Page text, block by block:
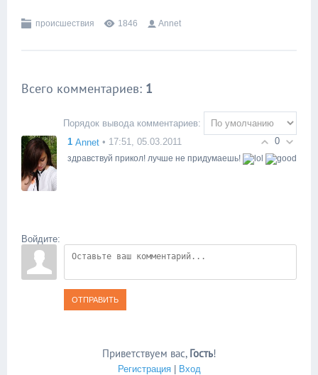
происшествия 1846 Annet
Всего комментариев: 1
Порядок вывода комментариев:
0
1 Annet • 17:51, 05.03.2011
здравствуй прикол! лучше не придумаешь!
Войдите:
ОТПРАВИТЬ
Приветствуем вас, Гость!
Регистрация| Вход